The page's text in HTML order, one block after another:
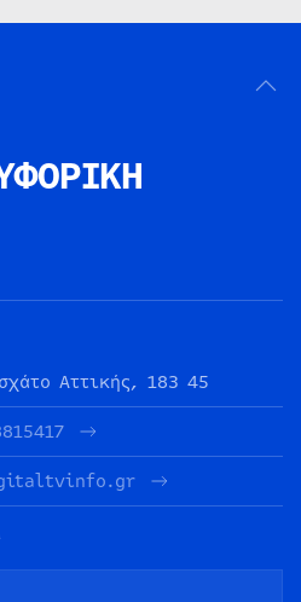
Αττικής, 183 45